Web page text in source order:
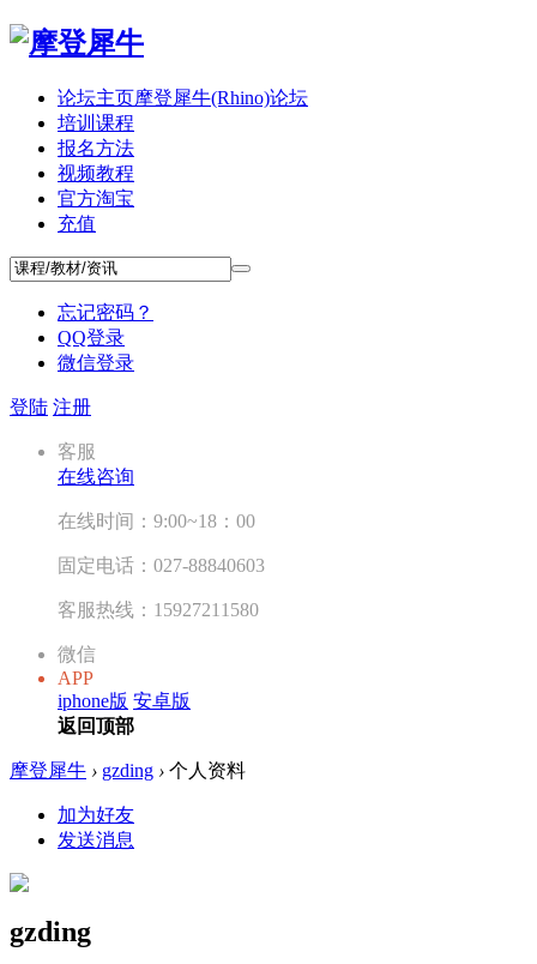
论坛主页摩登犀牛(Rhino)论坛
培训课程
报名方法
视频教程
官方淘宝
充值
忘记密码？
QQ登录
微信登录
登陆 注册
客服
在线咨询
在线时间：9:00~18：00
固定电话：027-88840603
客服热线：15927211580
微信
APP
iphone版 安卓版
返回顶部
摩登犀牛 › gzding › 个人资料
加为好友
发送消息
gzding